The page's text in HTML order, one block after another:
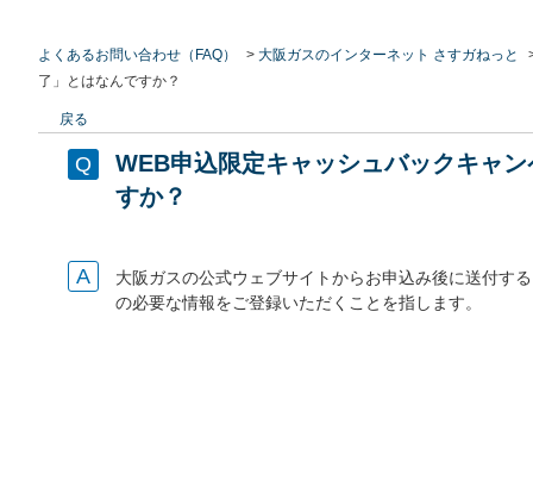
よくあるお問い合わせ（FAQ） > 大阪ガスのインターネット さすガねっと
了」とはなんですか？
戻る
WEB申込限定キャッシュバックキャ
すか？
大阪ガスの公式ウェブサイトからお申込み後に送付す
の必要な情報をご登録いただくことを指します。